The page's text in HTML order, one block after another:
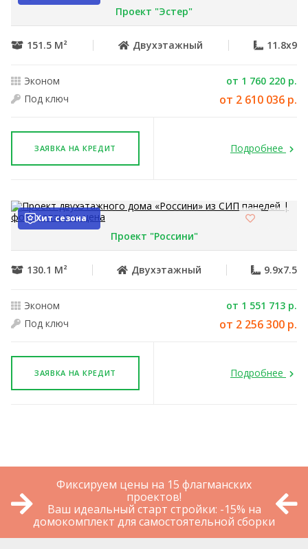
Проект "Эстер"
151.5 М² Двухэтажный 11.8x9
Эконом
от 1 760 220 р.
Под ключ
от 2 610 036 р.
ЗАЯВКА НА КРЕДИТ Подробнее
Хит сезона
Проект "Россини"
130.1 М² Двухэтажный 9.9x7.5
Эконом
от 1 551 713 р.
Под ключ
от 2 256 300 р.
ЗАЯВКА НА КРЕДИТ Подробнее
Фиксируем цены на 15 флагманских
проектов!
Ваш идеальный старт стройки: -15% на
домокомплект для самостоятельной сборки